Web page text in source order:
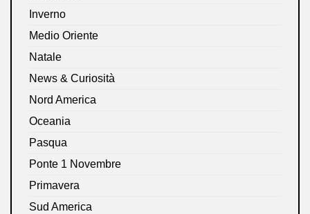
Inverno
Medio Oriente
Natale
News & Curiosità
Nord America
Oceania
Pasqua
Ponte 1 Novembre
Primavera
Sud America